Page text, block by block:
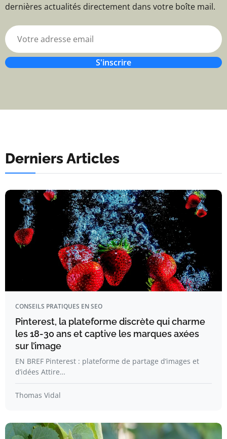
dernières actualités directement dans votre boîte mail.
S'inscrire
Derniers Articles
CONSEILS PRATIQUES EN SEO
Pinterest, la plateforme discrète qui charme
les 18-30 ans et captive les marques axées
sur l’image
EN BREF Pinterest : plateforme de partage d’images et
d’idées Attire…
Thomas Vidal